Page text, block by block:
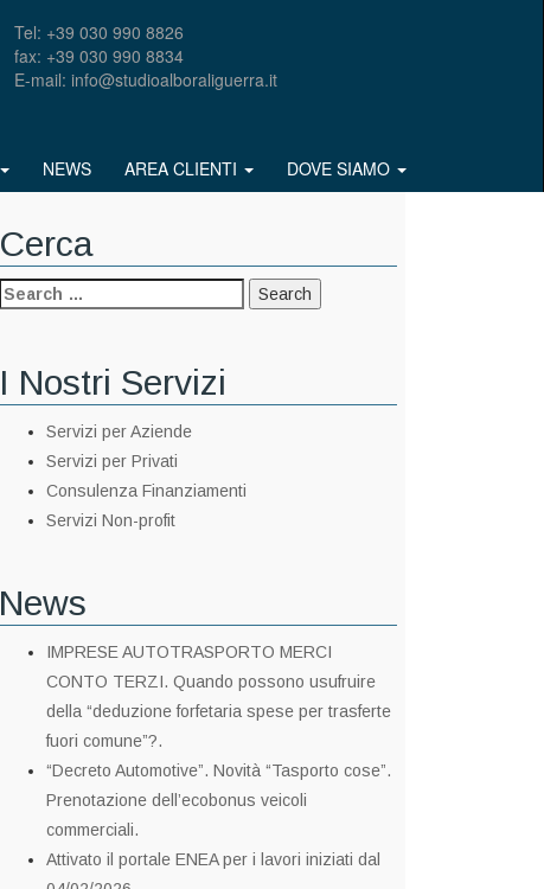
Tel: +39 030 990 8826
fax: +39 030 990 8834
E-mail: info@studioalboraliguerra.it
NEWS AREA CLIENTI DOVE SIAMO
Cerca
I Nostri Servizi
Servizi per Aziende
Servizi per Privati
Consulenza Finanziamenti
Servizi Non-profit
News
IMPRESE AUTOTRASPORTO MERCI
CONTO TERZI. Quando possono usufruire
della “deduzione forfetaria spese per trasferte
fuori comune”?.
“Decreto Automotive”. Novità “Tasporto cose”.
Prenotazione dell’ecobonus veicoli
commerciali.
Attivato il portale ENEA per i lavori iniziati dal